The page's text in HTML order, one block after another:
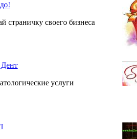
страничку своего бизнеса
услуги